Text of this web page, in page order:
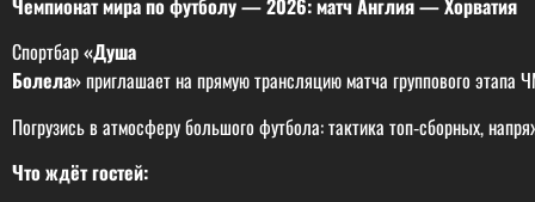
Чемпионатмирапофутболу—2026:матчАнглия—Хорватия
Спортбар«Душа
Болела»приглашаетна прямуютрансляциюматча группового этапа
Погрузисьватмосферубольшого футбола:тактика топ‑сборных,
Чтождётгостей: